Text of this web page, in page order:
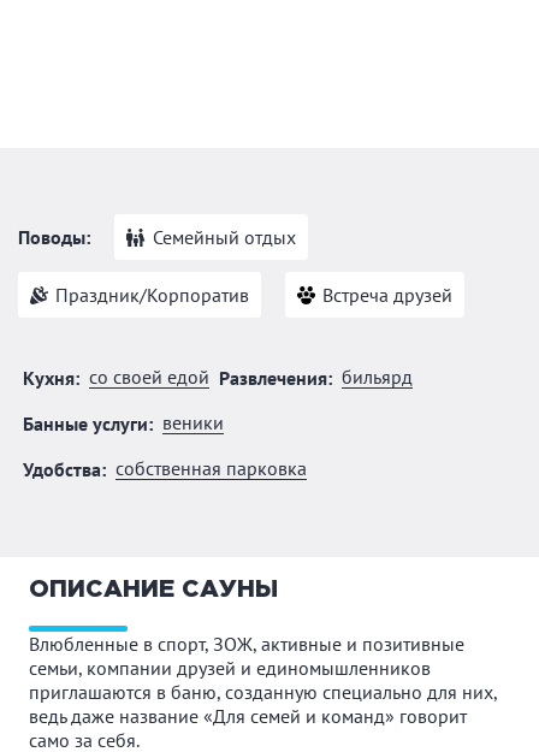
Поводы: Семейный отдых
Праздник/Корпоратив Встреча друзей
Кухня: со своей едой Развлечения: бильярд
Банные услуги: веники
Удобства: собственная парковка
ОПИСАНИЕ САУНЫ
Влюбленные в спорт, ЗОЖ, активные и позитивные
семьи, компании друзей и единомышленников
приглашаются в баню, созданную специально для них,
ведь даже название «Для семей и команд» говорит
само за себя.